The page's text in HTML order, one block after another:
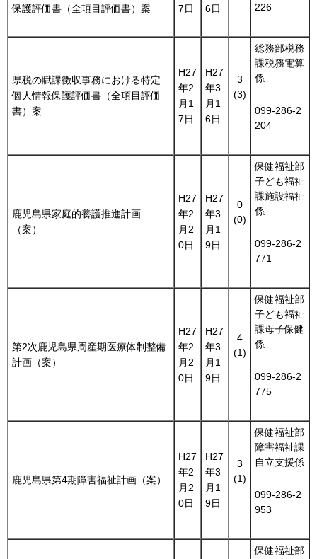
保護評価書（全項目評価書）案
7日
6日
226
県税の賦課徴収事務における特定
個人情報保護評価書（全項目評価
書）案
H27
年2
月1
7日
H27
年3
月1
6日
3
(3)
総務部税務
課税務電算
係
099-286-2
204
鹿児島県家庭的養護推進計画
（案）
H27
年2
月2
0日
H27
年3
月1
9日
0
(0)
保健福祉部
子ども福祉
課施設福祉
係
099-286-2
771
第2次鹿児島県周産期医療体制整備
計画（案）
H27
年2
月2
0日
H27
年3
月1
9日
4
(1)
保健福祉部
子ども福祉
課母子保健
係
099-286-2
775
鹿児島県第4期障害福祉計画（案）
H27
年2
月2
0日
H27
年3
月1
9日
3
(1)
保健福祉部
障害福祉課
自立支援係
099-286-2
953
保健福祉部